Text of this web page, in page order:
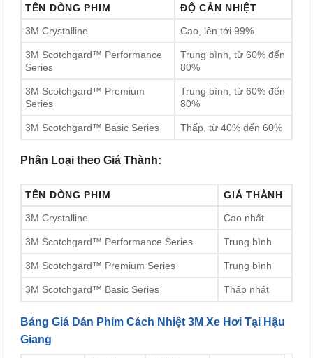
TÊN DÒNG PHIM ĐỘ CẢN NHIỆT
3M Crystalline Cao, lên tới 99%
3M Scotchgard™ Performance
Series
Trung bình, từ 60% đến
80%
3M Scotchgard™ Premium
Series
Trung bình, từ 60% đến
80%
3M Scotchgard™ Basic Series Thấp, từ 40% đến 60%
Phân Loại theo Giá Thành:
TÊN DÒNG PHIM GIÁ THÀNH
3M Crystalline Cao nhất
3M Scotchgard™ Performance Series Trung bình
3M Scotchgard™ Premium Series Trung bình
3M Scotchgard™ Basic Series Thấp nhất
Bảng Giá Dán Phim Cách Nhiệt 3M Xe Hơi Tại Hậu
Giang